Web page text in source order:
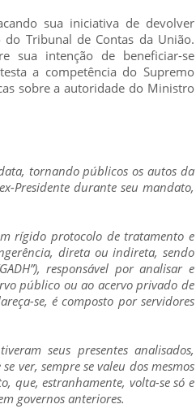
sua iniciativa de devolver
Tribunal de Contas da União.
sua intenção de beneficiar-se
a competência do Supremo
sobre a autoridade do Ministro
tornando públicos os autos da
Presidente durante seu mandato,
rígido protocolo de tratamento e
direta ou indireta, sendo
responsável por analisar e
público ou ao acervo privado de
se, é composto por servidores
seus presentes analisados,
ver, sempre se valeu dos mesmos
que, estranhamente, volta-se só e
governos anteriores.